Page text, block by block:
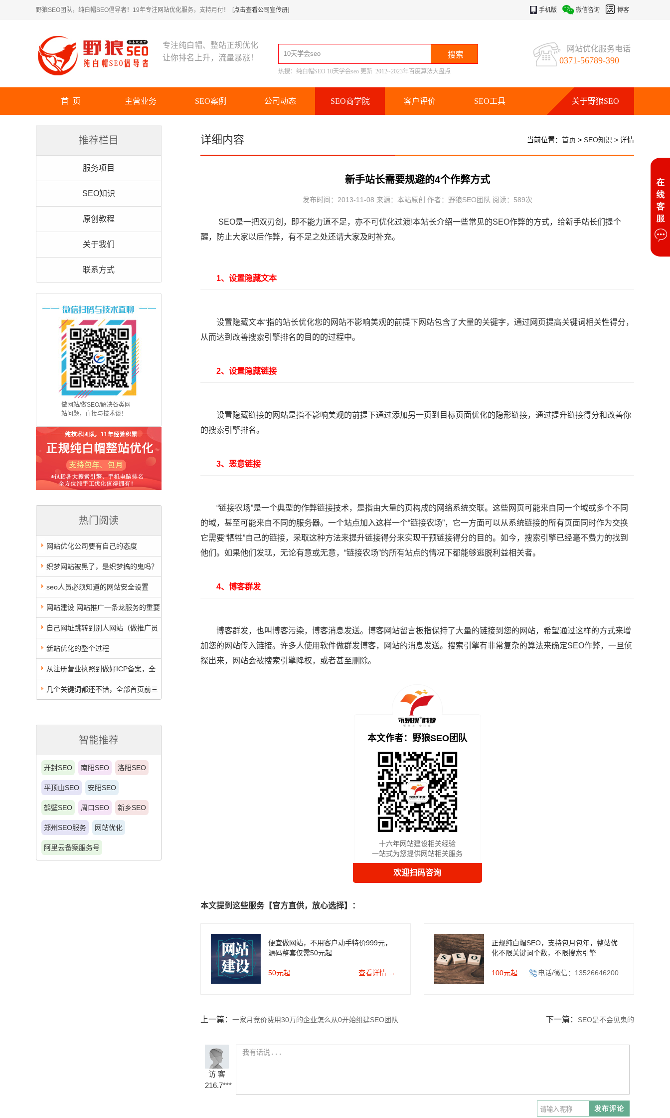
野狼SEO团队，纯白帽SEO倡导者！19年专注网站优化服务，支持月付！ [点击查看公司宣传册] 手机版 微信咨询 博客
专注纯白帽、整站正规优化
让你排名上升，流量暴涨！
热搜： 纯白帽SEO 10天学会seo 更新 2012~2023年百度算法大盘点
网站优化服务电话
0371-56789-390
首 页 主营业务 SEO案例 公司动态 SEO商学院 客户评价 SEO工具 关于野狼SEO
推荐栏目
服务项目
SEO知识
原创教程
关于我们
联系方式
做网站/做SEO/解决各类网
站问题，直接与技术谈！
热门阅读
网站优化公司要有自己的态度
织梦网站被黑了，是织梦搞的鬼吗？
不会的！同时，也告诉你各种服务商角
色分工
seo人员必须知道的网站安全设置
网站建设 网站推广一条龙服务的重要
性 自己网址跳转到别人网站（做推广员
链接），帮你做！
新站优化的整个过程
从注册营业执照到做好ICP备案，全
程需要注意什么？
几个关键词都还不错，全部首页前三
智能推荐
开封SEO 南阳SEO 洛阳SEO
平顶山SEO 安阳SEO
鹤壁SEO 周口SEO 新乡SEO
郑州SEO服务 网站优化
阿里云备案服务号
详细内容 当前位置： 首页 > SEO知识 > 详情
新手站长需要规避的4个作弊方式
发布时间：2013-11-08 来源：本站原创 作者：野狼SEO团队 阅读： 589次
SEO是一把双刃剑，即不能力道不足，亦不可优化过渡!本站长介绍一些常见的SEO作弊的方式，给新手站长们提个
醒，防止大家以后作弊，有不足之处还请大家及时补充。
1、设置隐藏文本
设置隐藏文本“指的站长优化您的网站不影响美观的前提下网站包含了大量的关键字，通过网页提高关键词相关性得分，
从而达到改善搜索引擎排名的目的的过程中。
2、设置隐藏链接
设置隐藏链接的网站是指不影响美观的前提下通过添加另一页到目标页面优化的隐形链接，通过提升链接得分和改善你
的搜索引擎排名。
3、恶意链接
“链接农场”是一个典型的作弊链接技术，是指由大量的页构成的网络系统交联。这些网页可能来自同一个域或多个不同
的域，甚至可能来自不同的服务器。一个站点加入这样一个“链接农场”，它一方面可以从系统链接的所有页面同时作为交换
它需要“牺牲”自己的链接，采取这种方法来提升链接得分来实现干预链接得分的目的。如今，搜索引擎已经毫不费力的找到
他们。如果他们发现，无论有意或无意，“链接农场”的所有站点的情况下都能够逃脱利益相关者。
4、博客群发
博客群发，也叫博客污染，博客消息发送。博客网站留言板指保持了大量的链接到您的网站，希望通过这样的方式来增
加您的网站传入链接。许多人使用软件做群发博客，网站的消息发送。搜索引擎有非常复杂的算法来确定SEO作弊，一旦侦
探出来，网站会被搜索引擎降权，或者甚至删除。
本文作者：野狼SEO团队
十六年网站建设相关经验
一站式为您提供网站相关服务
欢迎扫码咨询
本文提到这些服务【官方直供，放心选择】：
便宜做网站，不用客户动手特价999元，
源码整套仅需50元起
50元起 查看详情 →
正规纯白帽SEO，支持包月包年，整站优
化不限关键词个数，不限搜索引擎
100元起 电话/微信：13526646200
上一篇： 一家月竞价费用30万的企业怎么从0开始组建SEO团队 下一篇： SEO是不会见鬼的
访 客
216.7***
发布评论